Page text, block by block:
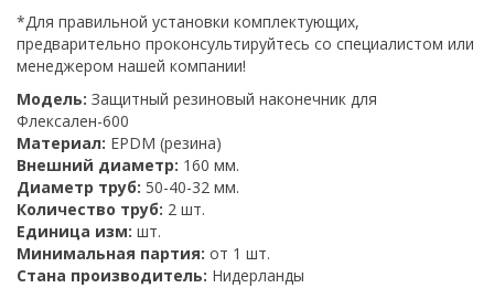
*Для правильной установки комплектующих,
предварительно проконсультируйтесь со специалистом или
менеджером нашей компании!
Модель: Защитный резиновый наконечник для
Флексален-600
Материал: EPDM (резина)
Внешний диаметр: 160 мм.
Диаметр труб: 50-40-32 мм.
Количество труб: 2 шт.
Единица изм: шт.
Минимальная партия: от 1 шт.
Стана производитель: Нидерланды